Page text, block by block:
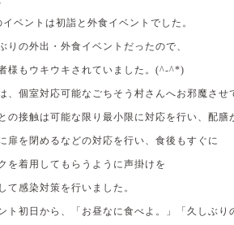
イベントは初詣と外食イベントでした。
りの外出・外食イベントだったので、
様もウキウキされていました。(^-^*)
、個室対応可能なごちそう村さんへお邪魔させ
の接触は可能な限り最小限に対応を行い、配膳
扉を閉めるなどの対応を行い、食後もすぐに
を着用してもらうように声掛けを
て感染対策を行いました。
ト初日から、「お昼なに食べよ。」「久しぶり